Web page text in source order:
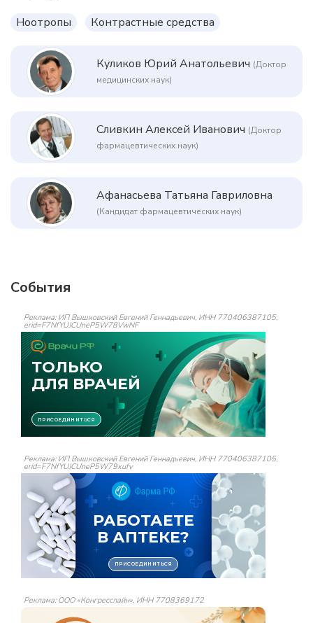
Ноотропы Контрастные средства
Куликов Юрий Анатольевич (Доктор
медицинских наук)
Сливкин Алексей Иванович (Доктор
фармацевтических наук)
Афанасьева Татьяна Гавриловна
(Кандидат фармацевтических наук)
События
Реклама: ИП Вышковский Евгений Геннадьевич, ИНН 770406387105,
erid=F7NfYUJCUneP5W78VwNF
Реклама: ИП Вышковский Евгений Геннадьевич, ИНН 770406387105,
erid=F7NfYUJCUneP5W79xufv
Реклама: ООО «Конгресслайн», ИНН 7708369172